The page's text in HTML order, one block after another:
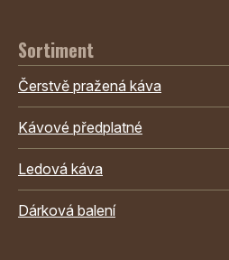
Sortiment
Čerstvě pražená káva
Kávové předplatné
Ledová káva
Dárková balení